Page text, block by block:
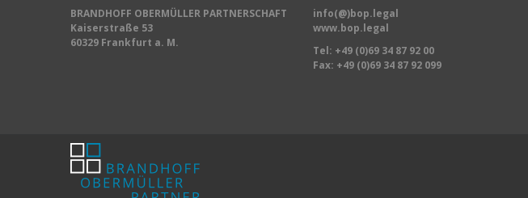
BRANDHOFF OBERMÜLLER PARTNERSCHAFT
Kaiserstraße 53
60329 Frankfurt a. M.
info(@)bop.legal
www.bop.legal
Tel: +49 (0)69 34 87 92 00
Fax: +49 (0)69 34 87 92 099